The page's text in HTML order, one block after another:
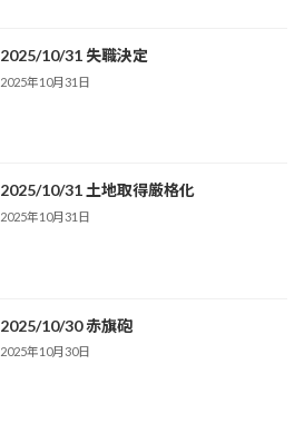
2025/10/31 失職決定
2025年10月31日
2025/10/31 土地取得厳格化
2025年10月31日
2025/10/30 赤旗砲
2025年10月30日